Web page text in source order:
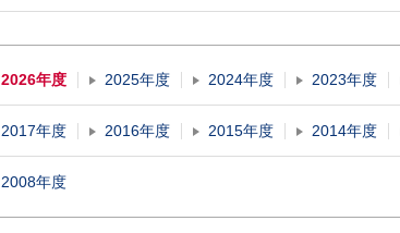
2026年度 2025年度 2024年度 2023年度
2017年度 2016年度 2015年度 2014年度
2008年度